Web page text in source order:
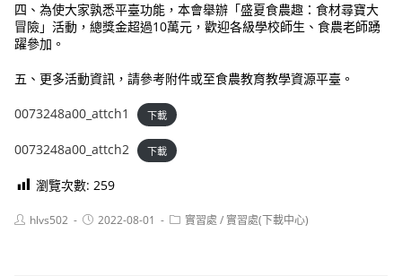
四、為使大家孰悉平臺功能，本會舉辦「盛夏食農趣：食材尋寶大
冒險」活動，總獎金超過10萬元，歡迎各級學校師生、食農老師踴
躍參加。
五、更多活動資訊，請參考附件或至食農教育教學資源平臺。
0073248a00_attch1 下載
0073248a00_attch2 下載
瀏覽次數: 259
Posthlvs502
Post2022-08-01
Post實習處 / 實習處(下載中心)